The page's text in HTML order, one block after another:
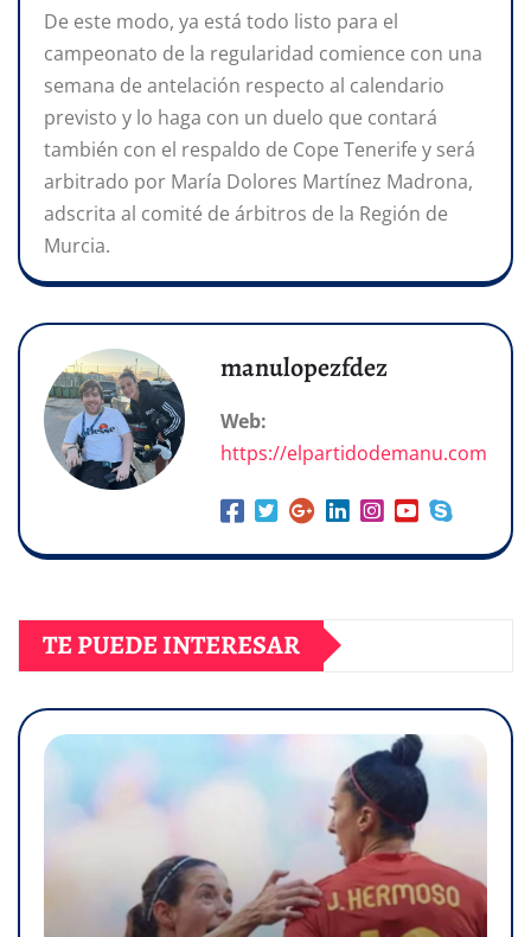
De este modo, ya está todo listo para el
campeonato de la regularidad comience con una
semana de antelación respecto al calendario
previsto y lo haga con un duelo que contará
también con el respaldo de Cope Tenerife y será
arbitrado por María Dolores Martínez Madrona,
adscrita al comité de árbitros de la Región de
Murcia.
manulopezfdez
Web:
https://elpartidodemanu.com
TE PUEDE INTERESAR